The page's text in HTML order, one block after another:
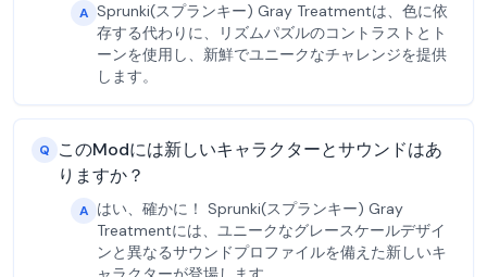
A Sprunki(スプランキー) Gray Treatmentは、色に依
存する代わりに、リズムパズルのコントラストとト
ーンを使用し、新鮮でユニークなチャレンジを提供
します。
Q
このModには新しいキャラクターとサウンドはあ
りますか？
A はい、確かに！ Sprunki(スプランキー) Gray
Treatmentには、ユニークなグレースケールデザイ
ンと異なるサウンドプロファイルを備えた新しいキ